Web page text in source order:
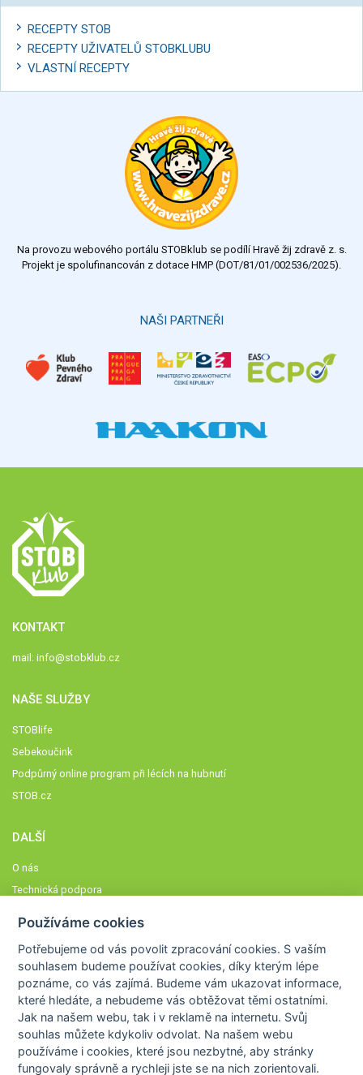
RECEPTY STOB
RECEPTY UŽIVATELŮ STOBKLUBU
VLASTNÍ RECEPTY
Na provozu webového portálu STOBklub se podílí Hravě žij zdravě z. s.
Projekt je spolufinancován z dotace HMP (DOT/81/01/002536/2025).
NAŠI PARTNEŘI
KONTAKT
mail: info@stobklub.cz
NAŠE SLUŽBY
STOBlife
Sebekoučink
Podpůrný online program při lécích na hubnutí
STOB.cz
DALŠÍ
O nás
Technická podpora
Členové STOBklubu
Zásady nakládání s osobními údaji
Otestujte se
Spočítejte si
Výzva 52
Používáme cookies
Potřebujeme od vás povolit zpracování cookies. S vaším
souhlasem budeme používat cookies, díky kterým lépe
poznáme,co vás zajímá. Budeme vám ukazovat informace,
které hledáte, a nebudeme vás obtěžovat těmi ostatními.
Jak na našem webu, tak i v reklamě na internetu. Svůj
souhlas můžete kdykoliv odvolat. Na našem webu
používáme i cookies, které jsou nezbytné, aby stránky
fungovaly správně a rychleji jste se na nich zorientovali.